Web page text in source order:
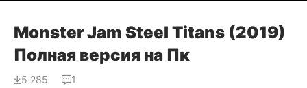
Monster Jam Steel Titans (2019)
Полная версия на Пк
5 285 1